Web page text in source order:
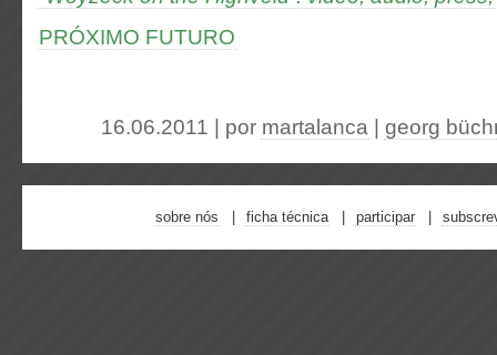
PRÓXIMO FUTURO
16.06.2011 | por martalanca georg
sobre nós ficha técnica participar